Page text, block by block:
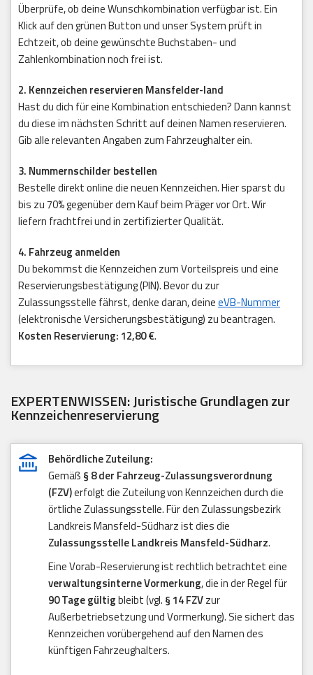
Überprüfe, ob deine Wunschkombination verfügbar ist. Ein
Klick auf den grünen Button und unser System prüft in
Echtzeit, ob deine gewünschte Buchstaben- und
Zahlenkombination noch frei ist.
2. Kennzeichen reservieren Mansfelder-land
Hast du dich für eine Kombination entschieden? Dann kannst
du diese im nächsten Schritt auf deinen Namen reservieren.
Gib alle relevanten Angaben zum Fahrzeughalter ein.
3. Nummernschilder bestellen
Bestelle direkt online die neuen Kennzeichen. Hier sparst du
bis zu 70% gegenüber dem Kauf beim Präger vor Ort. Wir
liefern frachtfrei und in zertifizierter Qualität.
4. Fahrzeug anmelden
Du bekommst die Kennzeichen zum Vorteilspreis und eine
Reservierungsbestätigung (PIN). Bevor du zur
Zulassungsstelle fährst, denke daran, deineeVB-Nummer
(elektronische Versicherungsbestätigung) zu beantragen.
Kosten Reservierung: 12,80 €.
EXPERTENWISSEN: Juristische Grundlagen zur
Kennzeichenreservierung
Behördliche Zuteilung:
Gemäß § 8 der Fahrzeug-Zulassungsverordnung
(FZV)erfolgt die Zuteilung von Kennzeichen durch die
örtliche Zulassungsstelle. Für den Zulassungsbezirk
Landkreis Mansfeld-Südharz ist dies die
Zulassungsstelle Landkreis Mansfeld-Südharz.
Eine Vorab-Reservierung ist rechtlich betrachtet eine
verwaltungsinterne Vormerkung, die in der Regel für
90 Tage gültigbleibt (vgl. § 14 FZVzur
Außerbetriebsetzung und Vormerkung). Sie sichert das
Kennzeichen vorübergehend auf den Namen des
künftigen Fahrzeughalters.